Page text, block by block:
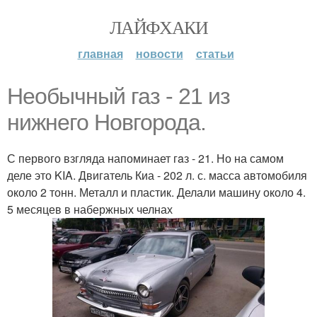
ЛАЙФХАКИ
главная новости статьи
Необычный газ - 21 из
нижнего Новгорода.
С первого взгляда напоминает гaз - 21. Но на самом
деле это KIA. Двигатель Киа - 202 л. с. масса автомобиля
около 2 тонн. Металл и пластик. Делали машину около 4.
5 месяцев в набержных челнах